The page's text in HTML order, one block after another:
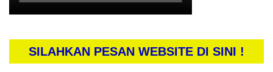
SILAHKAN PESAN WEBSITE DI SINI !